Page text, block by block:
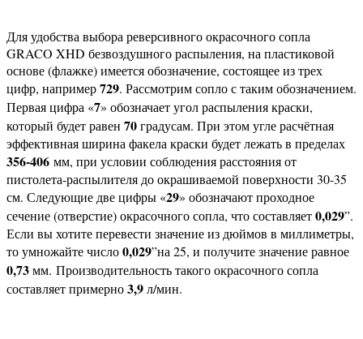
Для удобства выбора реверсивного окрасочного сопла
GRACO XHD безвоздушного распыления, на пластиковой
основе (флажке) имеется обозначение, состоящее из трех
цифр, например729. Рассмотрим сопло с таким обозначением.
Первая цифра «7» обозначает угол распыления краски,
который будет равен 70градусам. При этом угле расчётная
эффективная ширина факела краски будет лежать в пределах
356-406 мм, при условии соблюдения расстояния от
пистолета-распылителя до окрашиваемой поверхности 30-35
см. Следующие две цифры «29» обозначают проходное
сечение (отверстие) окрасочного сопла, что составляет0,029”.
Если вы хотите перевести значение из дюймов в миллиметры,
то умножайте число0,029”на 25, и получите значение равное
0,73мм. Производительность такого окрасочного сопла
составляет примерно3,9л/мин.